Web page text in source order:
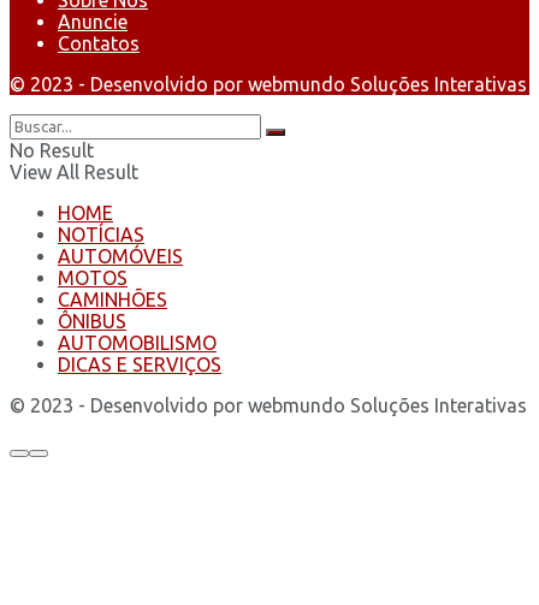
Anuncie
Contatos
© 2023 - Desenvolvido por webmundo Soluções Interativas
No Result
View All Result
HOME
NOTÍCIAS
AUTOMÓVEIS
MOTOS
CAMINHÕES
ÔNIBUS
AUTOMOBILISMO
DICAS E SERVIÇOS
© 2023 - Desenvolvido por webmundo Soluções Interativas